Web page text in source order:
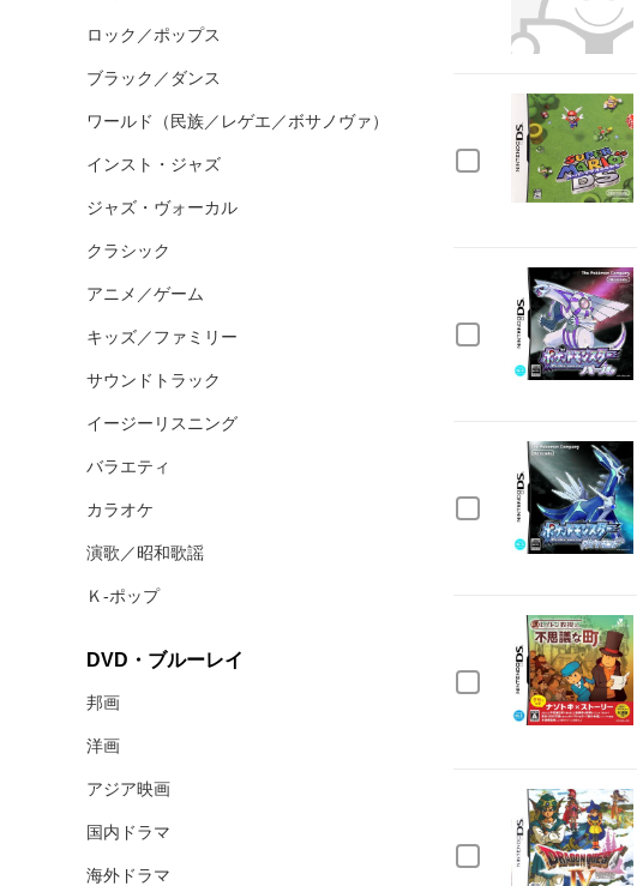
ロック／ポップス
ブラック／ダンス
ワールド（民族／レゲエ／ボサノヴァ）
インスト・ジャズ
ジャズ・ヴォーカル
クラシック
アニメ／ゲーム
キッズ／ファミリー
サウンドトラック
イージーリスニング
バラエティ
カラオケ
演歌／昭和歌謡
Ｋ‐ポップ
DVD・ブルーレイ
邦画
洋画
アジア映画
国内ドラマ
海外ドラマ